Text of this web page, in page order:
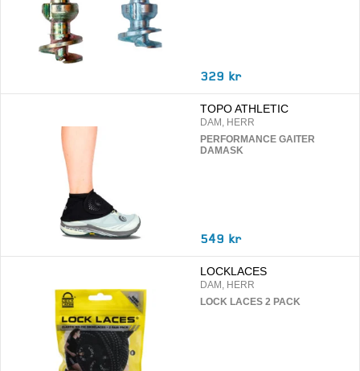
329 kr
TOPO ATHLETIC
DAM, HERR
PERFORMANCE GAITER
DAMASK
549 kr
LOCKLACES
DAM, HERR
LOCK LACES 2 PACK